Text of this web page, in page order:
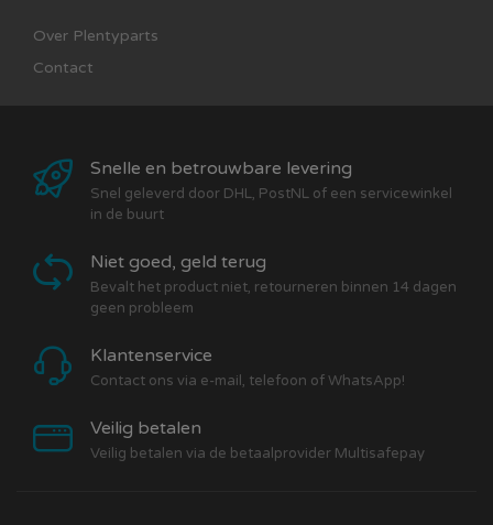
Over Plentyparts
Contact
Snelle en betrouwbare levering
Snel geleverd door DHL, PostNL of een servicewinkel
in de buurt
Niet goed, geld terug
Bevalt het product niet, retourneren binnen 14 dagen
geen probleem
Klantenservice
Contact ons via e-mail, telefoon of WhatsApp!
Veilig betalen
Veilig betalen via de betaalprovider Multisafepay